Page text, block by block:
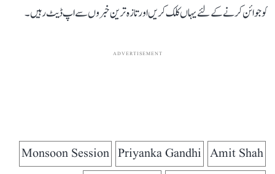
کو جوائن کرنے کے لئے یہاں کلک کریں اور تازہ ترین خبروں سے اپ ڈیٹ رہیں۔
ADVERTISEMENT
Amit Shah
Priyanka Gandhi
Monsoon Session